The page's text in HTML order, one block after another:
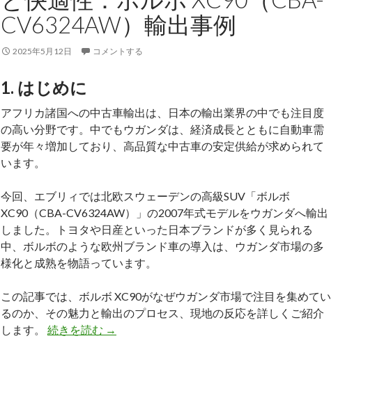
CV6324AW）輸出事例
2025年5月12日 コメントする
1. はじめに
アフリカ諸国への中古車輸出は、日本の輸出業界の中でも注目度
の高い分野です。中でもウガンダは、経済成長とともに自動車需
要が年々増加しており、高品質な中古車の安定供給が求められて
います。
今回、エブリィでは北欧スウェーデンの高級SUV「ボルボ
XC90（CBA-CV6324AW）」の2007年式モデルをウガンダへ輸出
しました。トヨタや日産といった日本ブランドが多く見られる
中、ボルボのような欧州ブランド車の導入は、ウガンダ市場の多
様化と成熟を物語っています。
この記事では、ボルボ XC90がなぜウガンダ市場で注目を集めてい
るのか、その魅力と輸出のプロセス、現地の反応を詳しくご紹介
します。 続きを読む ウ
→